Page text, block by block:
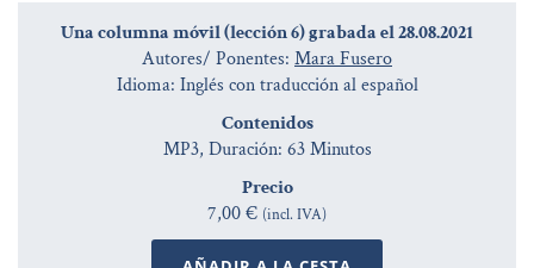
Una columna móvil (lección 6) grabada el 28.08.2021
Autores/ Ponentes: Mara Fusero
Idioma: Inglés con traducción al español
Contenidos
MP3, Duración: 63 Minutos
Precio
7,00 € (incl. IVA)